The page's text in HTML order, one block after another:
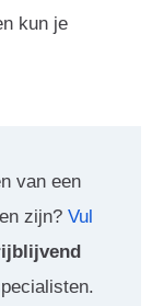
kun je
van een
zijn? Vul